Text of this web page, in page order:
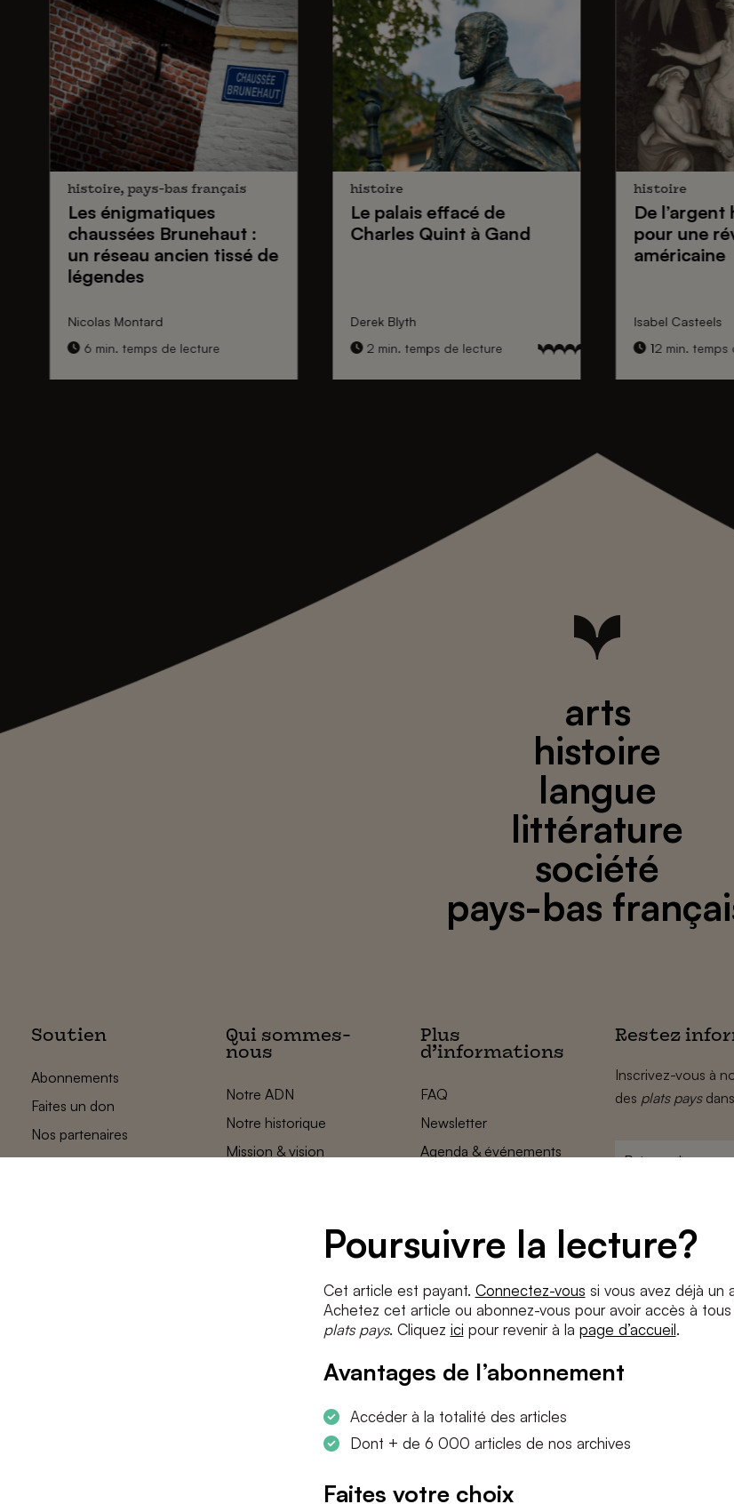
histoire, pays-bas français
Les énigmatiques
chaussées Brunehaut:
un réseau ancien tissé de
légendes
Nicolas Montard
6 min. temps de lecture
histoire
Le palais effacé de
Charles Quintà Gand
Derek Blyth
2 min. temps de lecture
histoire
De l’argent
pour une
américaine
Isabel Casteels
12 min. temps
Poursuivre la lecture?
Cet article est payant. Connectez-vous si vous avez déjà un
Achetez cet article ou abonnez-vous pour avoir accès à
plats pays. Cliquez ici pour revenir à la page d’accueil.
Avantages de l’abonnement
Accéder à la totalité des articles
Dont + de 6 000 articles de nos archives
Faites votre choix
arts
histoire
langue
littérature
société
pays-bas
Soutien
Abonnements
Faites un don
Nos partenaires
Qui sommes-
nous
Notre ADN
Notre historique
Mission & vision
Plus
d’informations
FAQ
Newsletter
Agenda & événements
Paramètres des cookies
Restez
Inscrivez-vous à
des plats pays
e-
mail
Conditions *
J'accepteles